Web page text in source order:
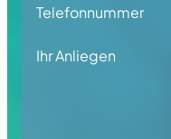
Telefonnummer
Ihr Anliegen